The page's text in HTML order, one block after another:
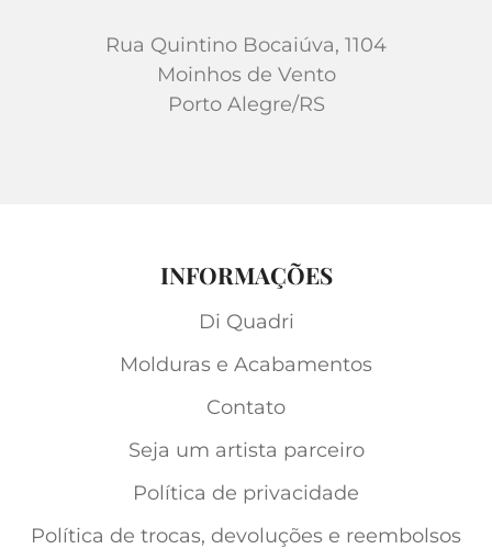
Rua Quintino Bocaiúva, 1104
Moinhos de Vento
Porto Alegre/RS
INFORMAÇÕES
Di Quadri
Molduras e Acabamentos
Contato
Seja um artista parceiro
Política de privacidade
Política de trocas, devoluções e reembolsos